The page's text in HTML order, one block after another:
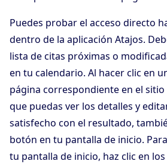
Puedes probar el acceso directo
dentro de la aplicación Atajos.
lista de citas próximas o
en tu calendario. Al hacer clic en
página correspondiente en el sitio
que puedas ver los detalles y
satisfecho con el resultado,
botón en tu pantalla de inicio.
tu pantalla de inicio, haz clic en